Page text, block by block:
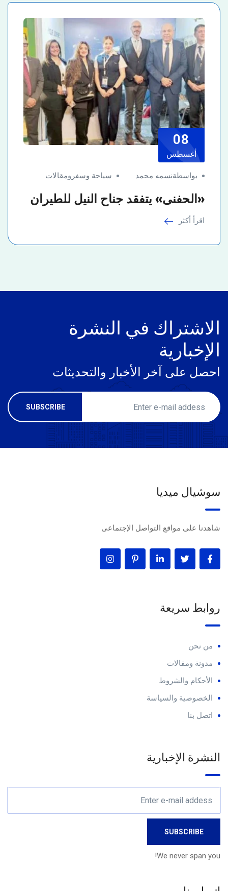
08
أغسطس
بواسطةنسمه محمد سياحة وسفر ومقالات
«الحفنى» يتفقد جناح النيل للطيران
اقرأ أكثر
الاشتراك في النشرة
الإخبارية
احصل على آخر الأخبار والتحديثات
سوشيال ميديا
شاهدنا على مواقع التواصل الإجتماعى
روابط سريعة
من نحن
مدونة ومقالات
الأحكام والشروط
الخصوصية والسياسة
اتصل بنا
النشرة الإخبارية
We never span you!